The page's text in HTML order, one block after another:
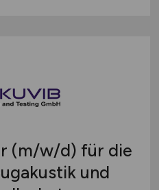
(m/w/d) für die
und